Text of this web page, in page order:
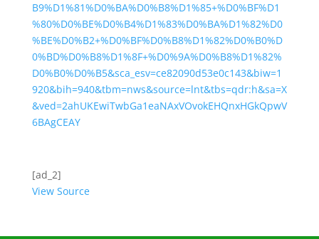
B9%D1%81%D0%BA%D0%B8%D1%85+%D0%BF%D1
%80%D0%BE%D0%B4%D1%83%D0%BA%D1%82%D0
%BE%D0%B2+%D0%BF%D0%B8%D1%82%D0%B0%D
0%BD%D0%B8%D1%8F+%D0%9A%D0%B8%D1%82%
D0%B0%D0%B5&sca_esv=ce82090d53e0c143&biw=1
920&bih=940&tbm=nws&source=lnt&tbs=qdr:h&sa=X
&ved=2ahUKEwiTwbGa1eaNAxVOvokEHQnxHGkQpwV
6BAgCEAY
[ad_2]
View Source